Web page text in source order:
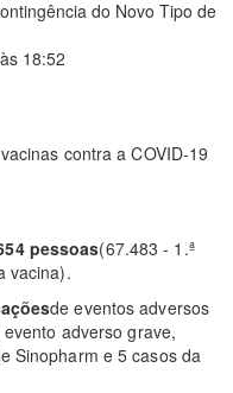
do Novo Tipo de
18:52
contra a COVID-19
pessoas(67.483 - 1.ª
vacina).
de eventos adversos
adverso grave,
Sinopharm e 5 casos da